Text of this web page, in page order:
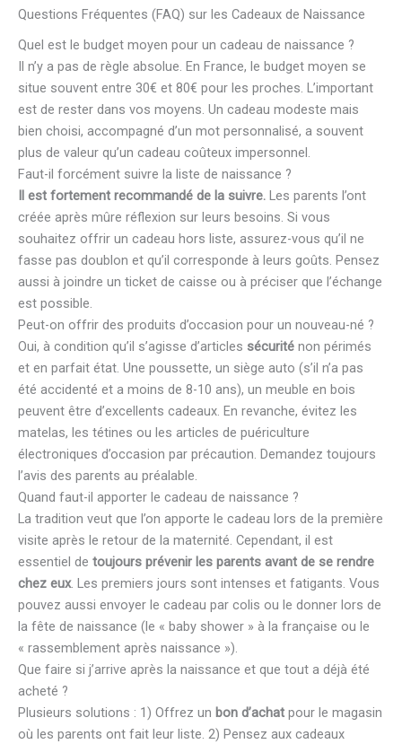
Questions Fréquentes (FAQ) sur les Cadeaux de Naissance
Quel est le budget moyen pour un cadeau de naissance ?
Il n’y a pas de règle absolue. En France, le budget moyen se
situe souvent entre 30€ et 80€ pour les proches. L’important
est de rester dans vos moyens. Un cadeau modeste mais
bien choisi, accompagné d’un mot personnalisé, a souvent
plus de valeur qu’un cadeau coûteux impersonnel.
Faut-il forcément suivre la liste de naissance ?
Il est fortement recommandé de la suivre. Les parents l’ont
créée après mûre réflexion sur leurs besoins. Si vous
souhaitez offrir un cadeau hors liste, assurez-vous qu’il ne
fasse pas doublon et qu’il corresponde à leurs goûts. Pensez
aussi à joindre un ticket de caisse ou à préciser que l’échange
est possible.
Peut-on offrir des produits d’occasion pour un nouveau-né ?
Oui, à condition qu’il s’agisse d’articles sécurité non périmés
et en parfait état. Une poussette, un siège auto (s’il n’a pas
été accidenté et a moins de 8-10 ans), un meuble en bois
peuvent être d’excellents cadeaux. En revanche, évitez les
matelas, les tétines ou les articles de puériculture
électroniques d’occasion par précaution. Demandez toujours
l’avis des parents au préalable.
Quand faut-il apporter le cadeau de naissance ?
La tradition veut que l’on apporte le cadeau lors de la première
visite après le retour de la maternité. Cependant, il est
essentiel de toujours prévenir les parents avant de se rendre
chez eux. Les premiers jours sont intenses et fatigants. Vous
pouvez aussi envoyer le cadeau par colis ou le donner lors de
la fête de naissance (le « baby shower » à la française ou le
« rassemblement après naissance »).
Que faire si j’arrive après la naissance et que tout a déjà été
acheté ?
Plusieurs solutions : 1) Offrez un bon d’achat pour le magasin
où les parents ont fait leur liste. 2) Pensez aux cadeaux